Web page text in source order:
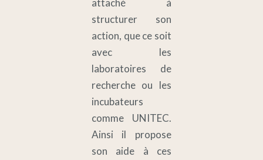
structurer son
action, que ce soit
avec les
laboratoires de
recherche ou les
incubateurs
comme UNITEC.
Ainsi il propose
son aide à ces